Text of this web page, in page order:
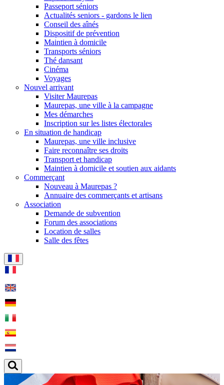
Passeport séniors
Actualités seniors - gardons le lien
Conseil des aînés
Dispositif de prévention
Maintien à domicile
Transports séniors
Thé dansant
Cinéma
Voyages
Nouvel arrivant
Visiter Maurepas
Maurepas, une ville à la campagne
Mes démarches
Inscription sur les listes électorales
En situation de handicap
Maurepas, une ville inclusive
Faire reconnaître ses droits
Transport et handicap
Maintien à domicile et soutien aux aidants
Commerçant
Nouveau à Maurepas ?
Annuaire des commerçants et artisans
Association
Demande de subvention
Forum des associations
Location de salles
Salle des fêtes